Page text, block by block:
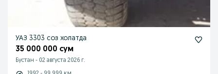
УАЗ 3303 соз холатда
35 000 000 сум
Бустан - 02 августа 2026 г.